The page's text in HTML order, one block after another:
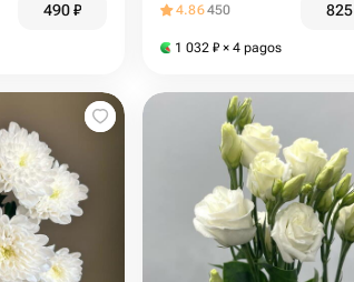
490₽ 4.86450 825
1 032 ₽ × 4 pagos